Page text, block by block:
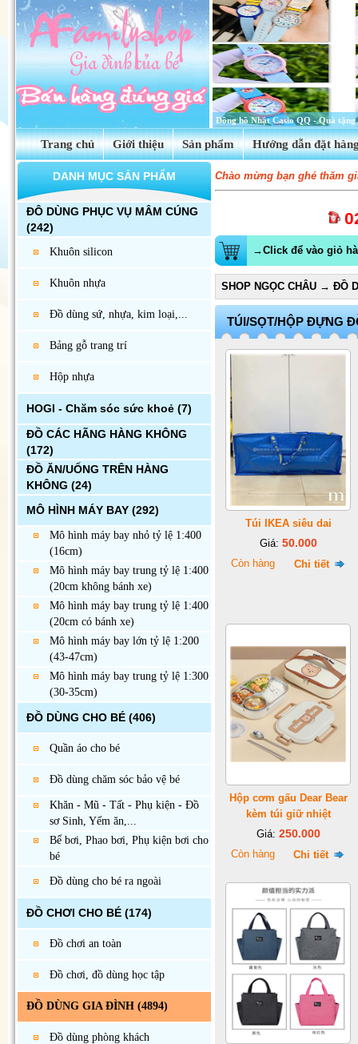
Tinh dầu hoa anh thảo Evening
Trang chủ Giới thiệu Sản phẩm Hướng dẫn đặt
DANH MỤC SẢN PHẨM
ĐÔ DÙNG PHỤC VỤ MÂM CÚNG
(242)
Khuôn silicon
Khuôn nhựa
Đồ dùng sứ, nhựa, kim loại,...
Bảng gỗ trang trí
Hộp nhựa
HOGI - Chăm sóc sức khoẻ (7)
ĐỒ CÁC HÃNG HÀNG KHÔNG
(172)
ĐỒ ĂN/UỐNG TRÊN HÀNG
KHÔNG (24)
MÔ HÌNH MÁY BAY (292)
Mô hình máy bay nhỏ tỷ lệ 1:400
(16cm)
Mô hình máy bay trung tỷ lệ 1:400
(20cm không bánh xe)
Mô hình máy bay trung tỷ lệ 1:400
(20cm có bánh xe)
Mô hình máy bay lớn tỷ lệ 1:200
(43-47cm)
Mô hình máy bay trung tỷ lệ 1:300
(30-35cm)
ĐỒ DÙNG CHO BÉ (406)
Quần áo cho bé
Đồ dùng chăm sóc bảo vệ bé
Khăn - Mũ - Tất - Phụ kiện - Đồ
sơ Sinh, Yếm ăn,...
Bể bơi, Phao bơi, Phụ kiện bơi cho
bé
Đồ dùng cho bé ra ngoài
ĐỒ CHƠI CHO BÉ (174)
Đồ chơi an toàn
Đồ chơi, đồ dùng học tập
ĐỒ DÙNG GIA ĐÌNH (4894)
Đồ dùng phòng khách
Chào mừng bạn ghé thăm
→Click để vào giỏ
SHOP NGỌC CHÂU → ĐỒ
TÚI/SỌT/HỘP ĐỰNG
Túi IKEA siêu dai
Giá: 50.000
Còn hàng Chi tiết
Hộp cơm gấu Dear Bear
kèm túi giữ nhiệt
Giá: 250.000
Còn hàng Chi tiết